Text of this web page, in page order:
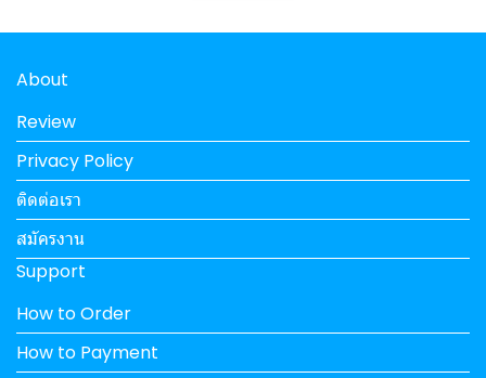
About
Review
Privacy Policy
ติดต่อเรา
สมัครงาน
Support
How to Order
How to Payment